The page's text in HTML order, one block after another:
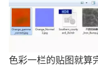
色彩一栏的贴图就算